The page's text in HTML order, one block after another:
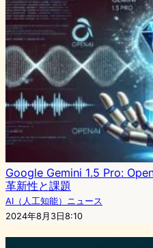
Google Gemini 1.5 Pro:
革新性と課題
AI（人工知能）ニュース
2024年8月3日8:10